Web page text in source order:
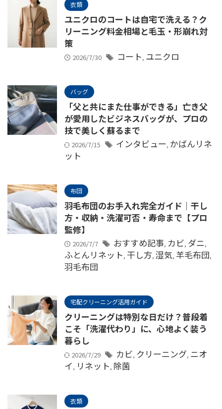
衣類
ユニクロのコートは自宅で洗える？ク
リーニング料金相場と毛玉・形崩れ対
策
2026/7/30 コート, ユニクロ
バッグ
「父と共にまた仕事ができる」亡き父
が愛用したビジネスバッグが、プロの
技で美しく蘇るまで
2026/7/15 インタビュー, かばんリネ
ット
布団
羽毛布団のお手入れ完全ガイド｜干し
方・収納・洗濯可否・寿命まで【プロ
監修】
2026/7/7 おすすめ記事, カビ, ダニ,
ふとんリネット, 干し方, 湿気, 羊毛布団,
羽毛布団
宅配クリーニング活用ガイド
クリーニングは特別な日だけ？普段着
こそ「洗濯代わり」に、心地よく装う
暮らし
2026/7/29 カビ, クリーニング, ニオ
イ, リネット, 除菌
衣類